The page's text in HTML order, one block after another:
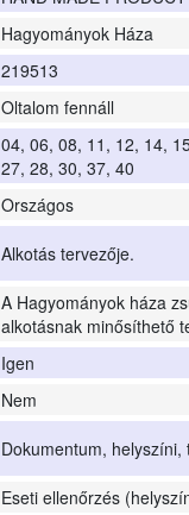
Hagyományok Háza
219513
Oltalom fennáll
04, 06, 08, 11, 12, 14,
27, 28, 30, 37, 40
Országos
Alkotás tervezője.
A Hagyományok háza
alkotásnak minősíthető
Igen
Nem
Dokumentum,
Eseti ellenőrzés